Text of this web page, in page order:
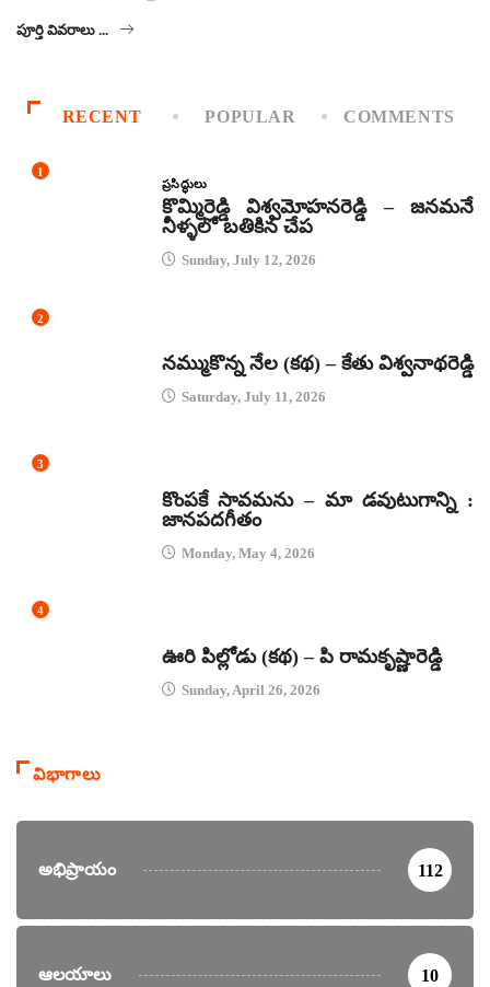
పూర్తి వివరాలు ...
RECENT POPULAR COMMENTS
1
ప్రసిద్ధులు
కొమ్మిరెడ్డి విశ్వమోహనరెడ్డి – జనమనే
నీళ్ళలో బతికిన చేప
Sunday, July 12, 2026
2
నమ్ముకొన్న నేల (కథ) – కేతు విశ్వనాథరెడ్డి
Saturday, July 11, 2026
3
కొంపకే సావమను – మా డవుటుగాన్ని :
జానపదగీతం
Monday, May 4, 2026
4
ఊరి పిల్లోడు (కథ) – పి రామకృష్ణారెడ్డి
Sunday, April 26, 2026
విభాగాలు
అభిప్రాయం 112
ఆలయాలు 10